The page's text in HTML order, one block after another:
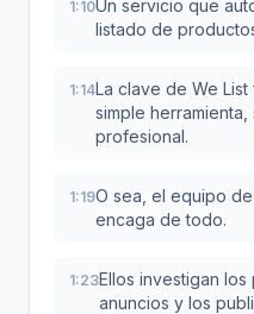
1:10Un servicio que
listado de
1:14La clave de We
simple
profesional.
1:19O sea, el equipo
encaga de todo.
1:23Ellos investigan
anuncios y los